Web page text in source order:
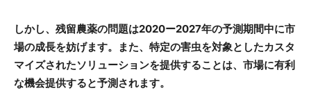
しかし、残留農薬の問題は2020ー2027年の予測期間中に市
場の成長を妨げます。また、特定の害虫を対象としたカスタ
マイズされたソリューションを提供することは、市場に有利
な機会提供すると予測されます。